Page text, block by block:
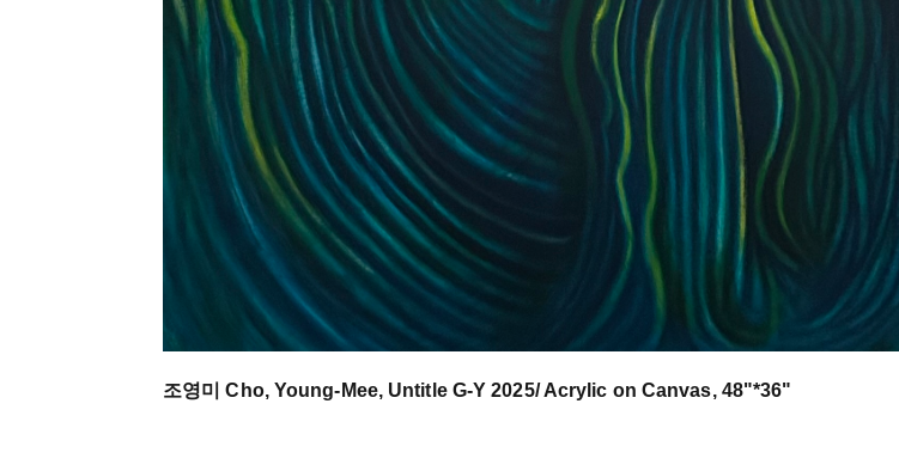
조영미 Cho, Young-Mee, Untitle G-Y 2025/ Acrylic on Canvas, 48"*36"